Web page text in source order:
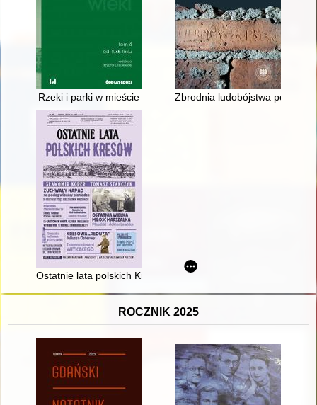
Rzeki i parki w mieście Zbrodnia ludobójstwa
Ostatnie lata polskich Kresów
ROCZNIK 2025